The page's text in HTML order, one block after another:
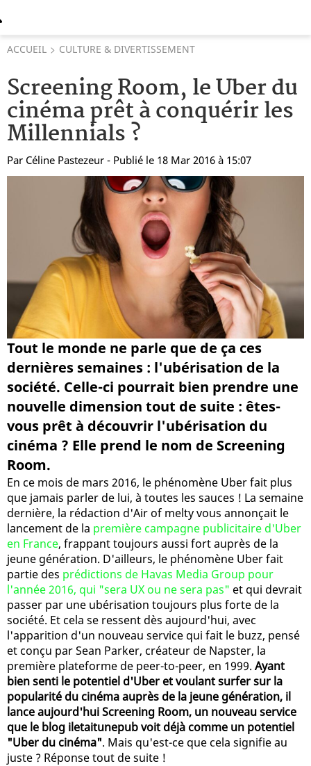
ACCUEIL CULTURE & DIVERTISSEMENT
Screening Room, le Uber du
cinéma prêt à conquérir les
Millennials ?
Par Céline Pastezeur - Publié le 18 Mar 2016 à 15:07
Tout le monde ne parle que de ça ces
dernières semaines : l'ubérisation de la
société. Celle-ci pourrait bien prendre une
nouvelle dimension tout de suite : êtes-
vous prêt à découvrir l'ubérisation du
cinéma ? Elle prend le nom de Screening
Room.
En ce mois de mars 2016, le phénomène Uber fait plus
que jamais parler de lui, à toutes les sauces ! La semaine
dernière, la rédaction d'Air of melty vous annonçait le
lancement de la première campagne publicitaire d'Uber
en France, frappant toujours aussi fort auprès de la
jeune génération. D'ailleurs, le phénomène Uber fait
partie des prédictions de Havas Media Group pour
l'année 2016, qui "sera UX ou ne sera pas" et qui devrait
passer par une ubérisation toujours plus forte de la
société. Et cela se ressent dès aujourd'hui, avec
l'apparition d'un nouveau service qui fait le buzz, pensé
et conçu par Sean Parker, créateur de Napster, la
première plateforme de peer-to-peer, en 1999. Ayant
bien senti le potentiel d'Uber et voulant surfer sur la
popularité du cinéma auprès de la jeune génération, il
lance aujourd'hui Screening Room, un nouveau service
que le blog iletaitunepub voit déjà comme un potentiel
"Uber du cinéma". Mais qu'est-ce que cela signifie au
juste ? Réponse tout de suite !